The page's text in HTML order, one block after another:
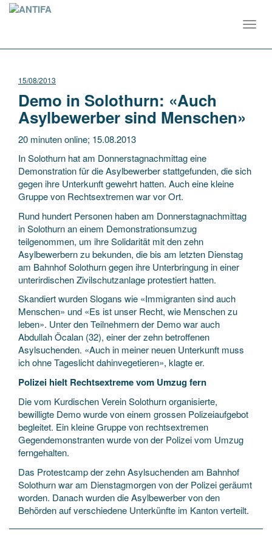
15/08/2013
Demo in Solothurn: «Auch
Asylbewerber sind Menschen»
20 minuten online; 15.08.2013
In Solothurn hat am Donnerstagnachmittag eine
Demonstration für die Asylbewerber stattgefunden, die sich
gegen ihre Unterkunft gewehrt hatten. Auch eine kleine
Gruppe von Rechtsextremen war vor Ort.
Rund hundert Personen haben am Donnerstagnachmittag
in Solothurn an einem Demonstrationsumzug
teilgenommen, um ihre Solidarität mit den zehn
Asylbewerbern zu bekunden, die bis am letzten Dienstag
am Bahnhof Solothurn gegen ihre Unterbringung in einer
unterirdischen Zivilschutzanlage protestiert hatten.
Skandiert wurden Slogans wie «Immigranten sind auch
Menschen» und «Es ist unser Recht, wie Menschen zu
leben». Unter den Teilnehmern der Demo war auch
Abdullah Öcalan (32), einer der zehn betroffenen
Asylsuchenden. «Auch in meiner neuen Unterkunft muss
ich ohne Tageslicht dahinvegetieren», klagte er.
Polizei hielt Rechtsextreme vom Umzug fern
Die vom Kurdischen Verein Solothurn organisierte,
bewilligte Demo wurde von einem grossen Polizeiaufgebot
begleitet. Ein kleine Gruppe von rechtsextremen
Gegendemonstranten wurde von der Polizei vom Umzug
ferngehalten.
Das Protestcamp der zehn Asylsuchenden am Bahnhof
Solothurn war am Dienstagmorgen von der Polizei geräumt
worden. Danach wurden die Asylbewerber von den
Behörden auf verschiedene Unterkünfte im Kanton verteilt.